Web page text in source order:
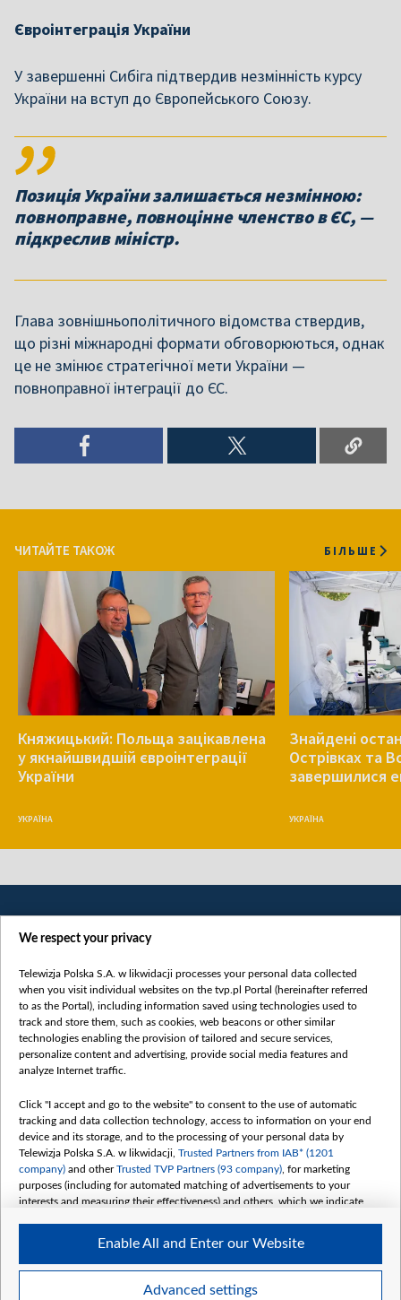
Євроінтеграція України
У завершенні Сибіга підтвердив незмінність курсу
України на вступ до Європейського Союзу.
Позиція України залишається незмінною:
повноправне, повноцінне членство в ЄС, —
підкреслив міністр.
Глава зовнішньополітичного відомства ствердив,
що різні міжнародні формати обговорюються, однак
це не змінює стратегічної мети України —
повноправної інтеграції до ЄС.
ЧИТАЙТЕ ТАКОЖ БІЛЬШЕ
Княжицький: Польща зацікавлена
у якнайшвидшій євроінтеграції
України
УКРАЇНА
Знайдені
Острівках та
завершилися
УКРАЇНА
Категорії
Новини
Докладно
Погляд
Цікаво
Slawa.tv
Про нас
Контакти
Правила використання матеріалів
Обробка даних
We respect your privacy
Telewizja Polska S.A. w likwidacji processes your personal data collected
when you visit individual websites on the tvp.pl Portal (hereinafter referred
to as the Portal), including information saved using technologies used to
track and store them, such as cookies, web beacons or other similar
technologies enabling the provision of tailored and secure services,
personalize content and advertising, provide social media features and
analyze Internet traffic.
Click "I accept and go to the website" to consent to the use of automatic
tracking and data collection technology, access to information on your end
device and its storage, and to the processing of your personal data by
Telewizja Polska S.A. w likwidacji, Trusted Partners from IAB* (1201
company) and otherTrusted TVP Partners (93 company) , for marketing
purposes (including for automated matching of advertisements to your
interests and measuring their effectiveness) and others, which we indicate
The purposes of processing your data by TVP S.A. w likwidacji are as
follows:
Use limited data to select advertising
Advanced settings
Enable All and Enter our Website